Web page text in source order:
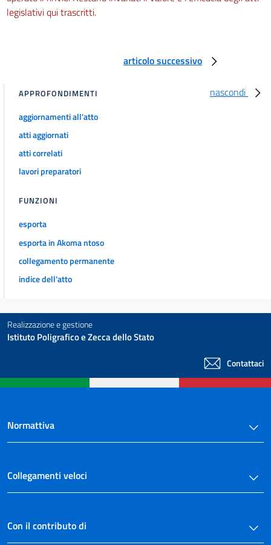
legislativi qui trascritti.
articolo successivo
nascondi
APPROFONDIMENTI
aggiornamenti all'atto
atti aggiornati
atti correlati
lavori preparatori
FUNZIONI
esporta
esporta in Akoma ntoso
collegamento permanente
indice dell'atto
Realizzazione e gestione
Istituto Poligrafico e Zecca dello Stato
Contattaci
Normattiva
Collegamenti veloci
Con il contributo di